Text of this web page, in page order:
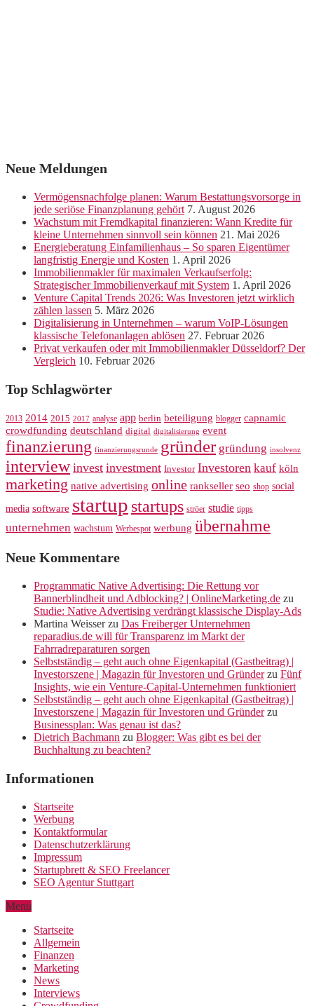
Neue Meldungen
Vermögensnachfolge planen: Warum Bestattungsvorsorge in
jede seriöse Finanzplanung gehört 7. August 2026
Wachstum mit Fremdkapital finanzieren: Wann Kredite für
kleine Unternehmen sinnvoll sein können 21. Mai 2026
Energieberatung Einfamilienhaus – So sparen Eigentümer
langfristig Energie und Kosten 1. April 2026
Immobilienmakler für maximalen Verkaufserfolg:
Strategischer Immobilienverkauf mit System 1. April 2026
Venture Capital Trends 2026: Was Investoren jetzt wirklich
zählen lassen 5. März 2026
Digitalisierung in Unternehmen – warum VoIP-Lösungen
klassische Telefonanlagen ablösen 27. Februar 2026
Privat verkaufen oder mit Immobilienmakler Düsseldorf? Der
Vergleich 10. Februar 2026
Top Schlagwörter
2013 2014 2015 2017 analyse app berlin beteiligung blogger capnamic
crowdfunding deutschland digital digitalisierung event
finanzierung finanzierungsrunde gründer gründung insolvenz
interview invest investment Investor Investoren kauf köln
marketing native advertising online rankseller seo shop social
media software startup startups ströer studie tipps
unternehmen wachstum Werbespot werbung übernahme
Neue Kommentare
Programmatic Native Advertising: Die Rettung vor
Bannerblindheit und Adblocking? | OnlineMarketing.de zu
Studie: Native Advertising verdrängt klassische Display-Ads
Martina Weisserzu Das Freiberger Unternehmen
reparadius.de will für Transparenz im Markt der
Fahrradreparaturen sorgen
Selbstständig – geht auch ohne Eigenkapital (Gastbeitrag) |
Investorszene | Magazin für Investoren und Gründerzu Fünf
Insights, wie ein Venture-Capital-Unternehmen funktioniert
Selbstständig – geht auch ohne Eigenkapital (Gastbeitrag) |
Investorszene | Magazin für Investoren und Gründerzu
Businessplan: Was genau ist das?
Dietrich Bachmann zu Blogger: Was gibt es bei der
Buchhaltung zu beachten?
Informationen
Startseite
Werbung
Kontaktformular
Datenschutzerklärung
Impressum
Startupbrett & SEO Freelancer
SEO Agentur Stuttgart
Menu
Startseite
Allgemein
Finanzen
Marketing
News
Interviews